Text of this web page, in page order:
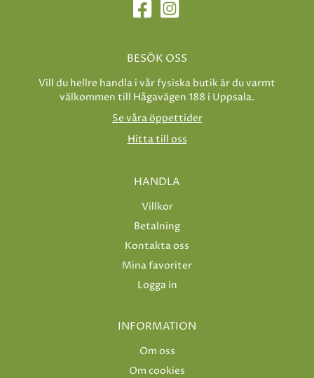
BESÖK OSS
Vill du hellre handla i vår fysiska butik är du varmt
välkommen till Hågavägen 188 i Uppsala.
Se våra öppettider
Hitta till oss
HANDLA
Villkor
Betalning
Kontakta oss
Mina favoriter
Logga in
INFORMATION
Om oss
Om cookies